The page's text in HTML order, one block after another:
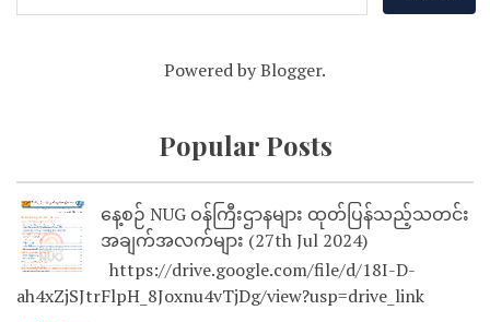
Powered byBlogger.
Popular Posts
နေ့စဉ် NUG ဝန်ကြီးဌာနများ ထုတ်ပြန်သည့်သတင်း
အချက်အလက်များ (27th Jul 2024)
https://drive.google.com/file/d/18I-D-
ah4xZjSJtrFlpH_8Joxnu4vTjDg/view?usp=drive_link